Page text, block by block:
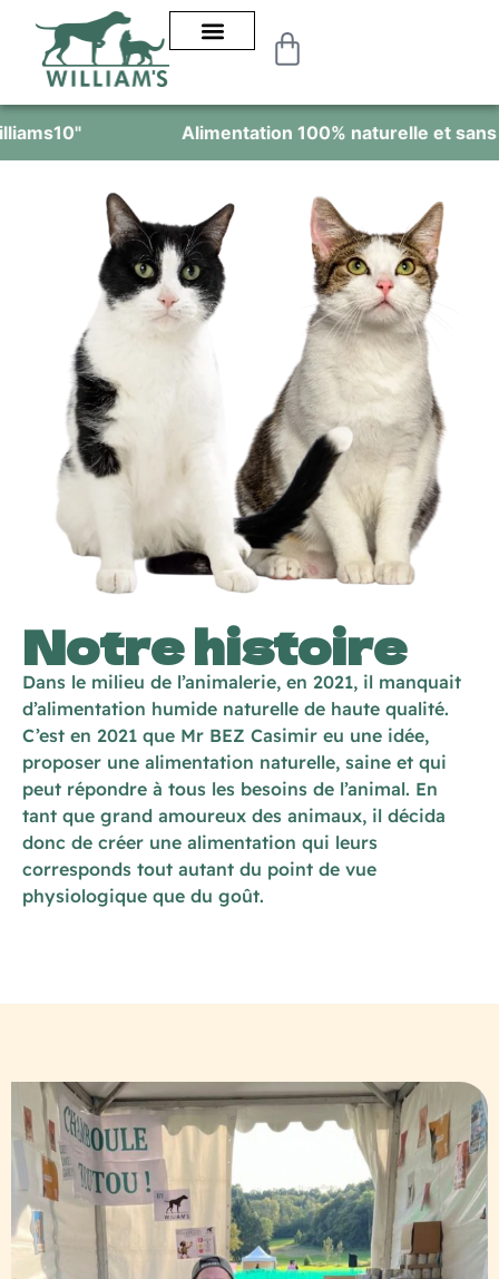
Alimentation 100% naturelle et sans céréales
Notre histoire
Dans le milieu de l’animalerie, en 2021, il manquait
d’alimentation humide naturelle de haute qualité.
C’est en 2021 que Mr BEZ Casimir eu une idée,
proposer une alimentation naturelle, saine et qui
peut répondre à tous les besoins de l’animal. En
tant que grand amoureux des animaux, il décida
donc de créer une alimentation qui leurs
corresponds tout autant du point de vue
physiologique que du goût.